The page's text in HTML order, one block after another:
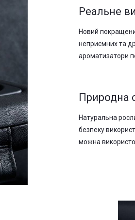
Реальне
Новий
неприємних та
ароматизатори
Природна
Натуральна
безпеку
можна